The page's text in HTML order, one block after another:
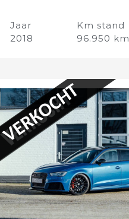
Jaar
2018
Km stand
96.950 km
VERKOCHT